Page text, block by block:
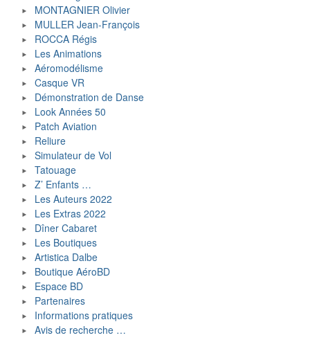
MONTAGNIER Olivier
MULLER Jean-François
ROCCA Régis
Les Animations
Aéromodélisme
Casque VR
Démonstration de Danse
Look Années 50
Patch Aviation
Reliure
Simulateur de Vol
Tatouage
Z’ Enfants …
Les Auteurs 2022
Les Extras 2022
Dîner Cabaret
Les Boutiques
Artistica Dalbe
Boutique AéroBD
Espace BD
Partenaires
Informations pratiques
Avis de recherche …